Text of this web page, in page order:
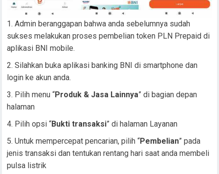
Admin beranggapan bahwa anda sebelumnya sudah
sukses melakukan proses pembelian token PLN Prepaid di
aplikasi BNI mobile.
Silahkan buka aplikasi banking BNI di smartphone dan
login ke akun anda.
Pilih menu “Produk & Jasa Lainnya” di bagian depan
halaman
Pilih opsi “Bukti transaksi” di halaman Layanan
Untuk mempercepat pencarian, pilih “Pembelian” pada
jenis transaksi dan tentukan rentang hari saat anda membeli
pulsa listrik